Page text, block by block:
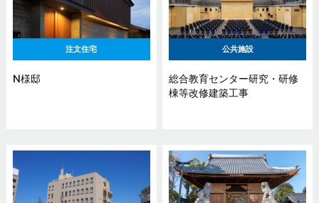
注文住宅
N様邸
公共施設
総合教育センター研究・研修
棟等改修建築工事